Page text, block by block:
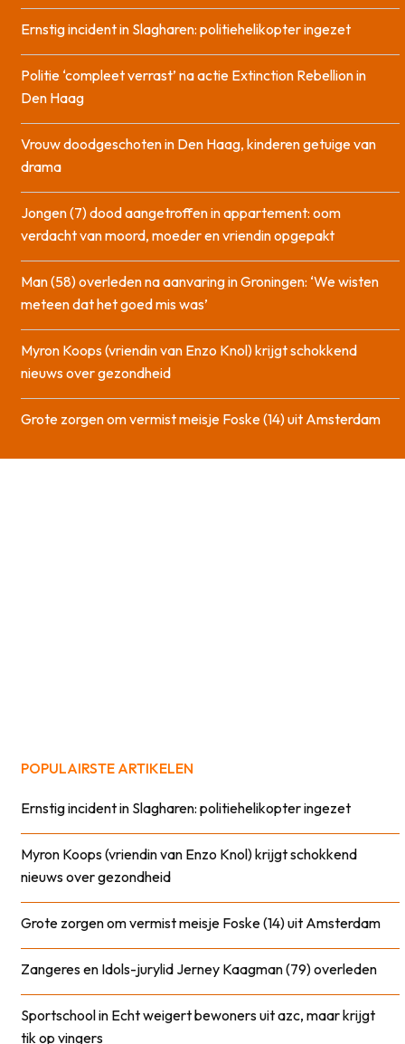
Ernstig incident in Slagharen: politiehelikopter ingezet
Politie ‘compleet verrast’ na actie Extinction Rebellion in
Den Haag
Vrouw doodgeschoten in Den Haag, kinderen getuige van
drama
Jongen (7) dood aangetroffen in appartement: oom
verdacht van moord, moeder en vriendin opgepakt
Man (58) overleden na aanvaring in Groningen: ‘We wisten
meteen dat het goed mis was’
Myron Koops (vriendin van Enzo Knol) krijgt schokkend
nieuws over gezondheid
Grote zorgen om vermist meisje Foske (14) uit Amsterdam
POPULAIRSTE ARTIKELEN
Ernstig incident in Slagharen: politiehelikopter ingezet
Myron Koops (vriendin van Enzo Knol) krijgt schokkend
nieuws over gezondheid
Grote zorgen om vermist meisje Foske (14) uit Amsterdam
Zangeres en Idols-jurylid Jerney Kaagman (79) overleden
Sportschool in Echt weigert bewoners uit azc, maar krijgt
tik op vingers